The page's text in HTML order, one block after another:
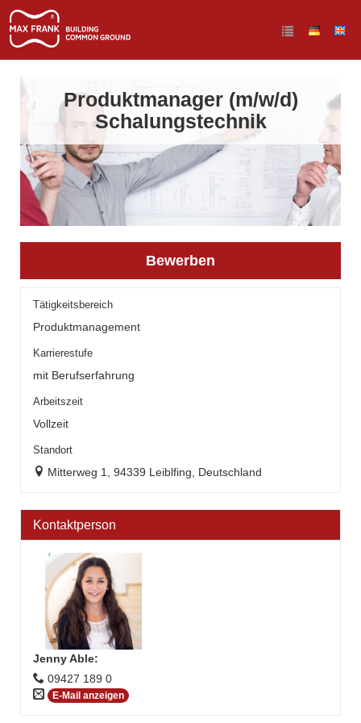
Produktmanager (m/w/d)
Schalungstechnik
Bewerben
Tätigkeitsbereich
Produktmanagement
Karrierestufe
mit Berufserfahrung
Arbeitszeit
Vollzeit
Standort
Mitterweg 1, 94339 Leiblfing, Deutschland
Kontaktperson
Jenny Able:
09427 189 0
E-Mail anzeigen